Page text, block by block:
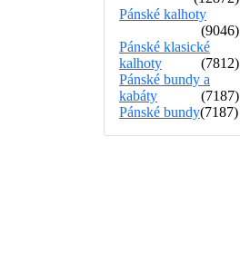
Pánské kalhoty
(9046)
Pánské klasické
kalhoty
(7812)
Pánské bundy a
kabáty
(7187)
Pánské bundy(7187)